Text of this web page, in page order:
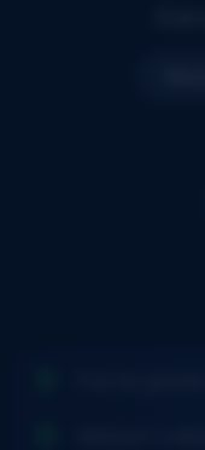
Pour les
Minimum 2